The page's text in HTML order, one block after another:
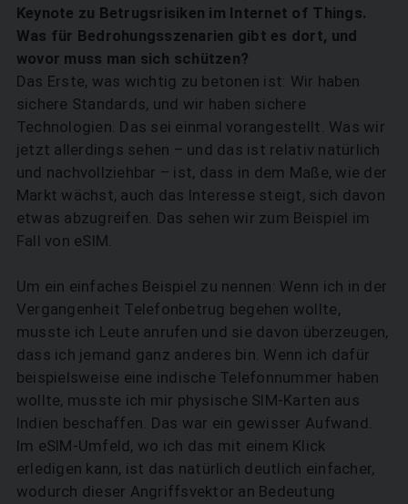
Keynote zu Betrugsrisiken im Internet of Things.
Was für Bedrohungsszenarien gibt es dort, und
wovor muss man sich schützen?
Das Erste, was wichtig zu betonen ist: Wir haben
sichere Standards, und wir haben sichere
Technologien. Das sei einmal vorangestellt. Was wir
jetzt allerdings sehen – und das ist relativ natürlich
und nachvollziehbar – ist, dass in dem Maße, wie der
Markt wächst, auch das Interesse steigt, sich davon
etwas abzugreifen. Das sehen wir zum Beispiel im
Fall von eSIM.
Um ein einfaches Beispiel zu nennen: Wenn ich in der
Vergangenheit Telefonbetrug begehen wollte,
musste ich Leute anrufen und sie davon überzeugen,
dass ich jemand ganz anderes bin. Wenn ich dafür
beispielsweise eine indische Telefonnummer haben
wollte, musste ich mir physische SIM-Karten aus
Indien beschaffen. Das war ein gewisser Aufwand.
Im eSIM-Umfeld, wo ich das mit einem Klick
erledigen kann, ist das natürlich deutlich einfacher,
wodurch dieser Angriffsvektor an Bedeutung